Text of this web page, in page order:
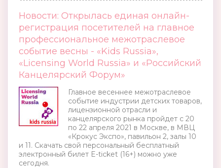
Новости: Открылась единая онлайн-
регистрация посетителей на главное
профессиональное межотраслевое
событие весны - «Kids Russia»,
«Licensing World Russia» и «Российский
Канцелярский Форум»
Главное весеннее межотраслевое
событие индустрии детских товаров,
лицензионной отрасли и
канцелярского рынка пройдет с 20
по 22 апреля 2021 в Москве, в МВЦ
«Крокус Экспо», павильон 2, залы 10
и 11. Скачать свой персональный бесплатный
электронный билет E-ticket (16+) можно уже
сегодня.